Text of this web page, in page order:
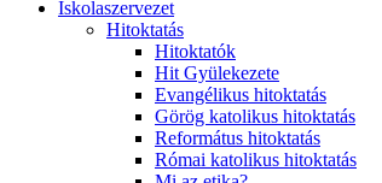
Iskolaszervezet
Hitoktatás
Hitoktatók
Hit Gyülekezete
Evangélikus hitoktatás
Görög katolikus hitoktatás
Református hitoktatás
Római katolikus hitoktatás